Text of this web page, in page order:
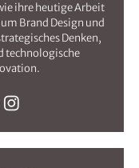
ihre heutige Arbeit
Brand Design und
Denken,
technologische